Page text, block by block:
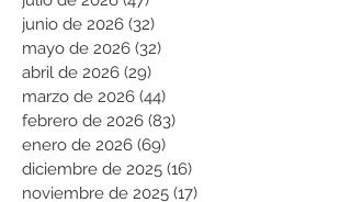
junio de 2026 (32)
mayo de 2026 (32)
abril de 2026 (29)
marzo de 2026 (44)
febrero de 2026 (83)
enero de 2026 (69)
diciembre de 2025 (16)
noviembre de 2025 (17)